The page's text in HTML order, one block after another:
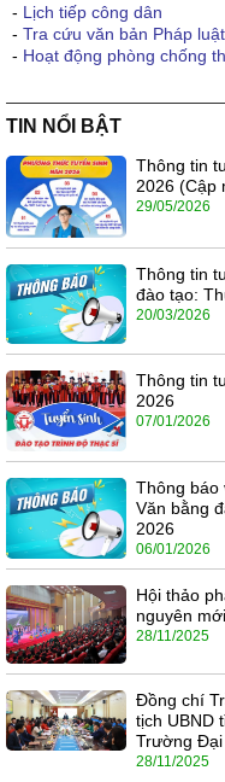
- Lịch tiếp công dân
- Tra cứu văn bản Pháp luật
- Hoạt động phòng chống
TIN NỔI BẬT
Thông tin
2026 (Cập
29/05/2026
Thông tin
đào tạo:
20/03/2026
Thông tin
2026
07/01/2026
Thông báo
Văn bằng
2026
06/01/2026
Hội thảo
nguyên
28/11/2025
Đồng chí
tịch UBND
Trường Đại
28/11/2025